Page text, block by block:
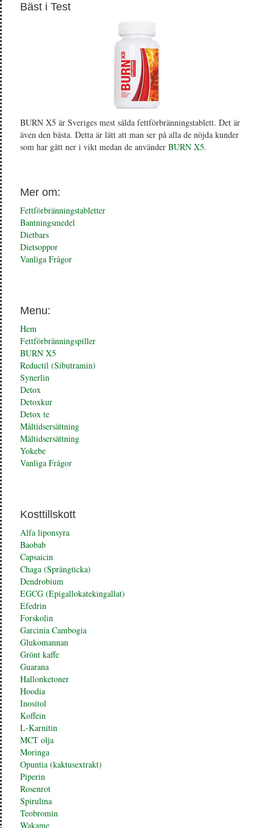
Bäst i Test
BURN X5 är Sveriges mest sålda fettförbränningstablett. Det är
även den bästa. Detta är lätt att man ser på alla de nöjda kunder
som har gått ner i vikt medan de använder BURN X5.
Mer om:
Fettförbränningstabletter
Bantningsmedel
Dietbars
Dietsoppor
Vanliga Frågor
Menu:
Hem
Fettförbränningspiller
BURN X5
Reductil (Sibutramin)
Synerlin
Detox
Detoxkur
Detox te
Måltidsersättning
Måltidsersättning
Yokebe
Vanliga Frågor
Kosttillskott
Alfa liponsyra
Baobab
Capsaicin
Chaga (Sprängticka)
Dendrobium
EGCG (Epigallokatekingallat)
Efedrin
Forskolin
Garcinia Cambogia
Glukomannan
Grönt kaffe
Guarana
Hallonketoner
Hoodia
Inositol
Koffein
L-Karnitin
MCT olja
Moringa
Opuntia (kaktusextrakt)
Piperin
Rosenrot
Spirulina
Teobromin
Wakame